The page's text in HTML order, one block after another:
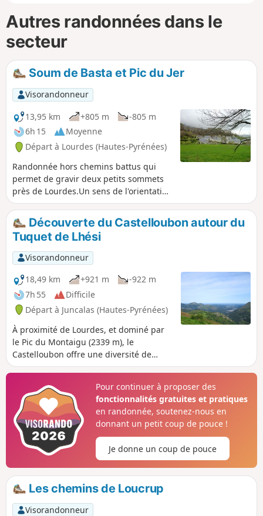
Autres randonnées dans le
secteur
Soum de Basta et Pic du Jer
Visorandonneur
13,95 km
+805 m
-805 m
6h 15
Moyenne
Départ à Lourdes (Hautes-Pyrénées)
Randonnée hors chemins battus qui
permet de gravir deux petits sommets
près de Lourdes.Un sens de l'orientation
est nécessaire pour la montée au Pic du
Jer. Par temps de pluie, ne pas
entreprendre cette randonnée. ⚠️
Remarque utilisateur du 08 mars 2026
=> Il semble y avoir un sérieux
problème d'accès au départ à cause de
la piste dégradée. Voir solution
alternative en informations pratiques.
Découverte du Castelloubon autour du
Tuquet de Lhési
Visorandonneur
18,49 km
+921 m
-922 m
7h 55
Difficile
Départ à Juncalas (Hautes-Pyrénées)
À proximité de Lourdes, et dominé par
le Pic du Montaigu (2339 m), le
Castelloubon offre une diversité de
paysages que l’on peut parcourir grâce
ou moins longs. Cette boucle, à partir de
Juncalas, reprend certains tronçons de
ces itinéraires afin de découvrir la partie
Est de ce pays haut-pyrénéen avec
forêts, pâturages et crêtes. On peut,
ainsi, admirer la haute chaîne, le
gravir le Soum de Trées et le Tuquet de
Lhési et, aussi, de visiter les villages de
Gazost, Ourdon, Lias et Ousté.
Pour continuer à proposer des
fonctionnalités gratuites et pratiques
en randonnée, soutenez-nous en
donnant un petit coup de pouce !
Je donne un coup de pouce
Les chemins de Loucrup
Visorandonneur